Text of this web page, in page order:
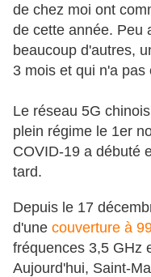
de chez moi ont
de cette année. Peu
beaucoup d'autres,
3 mois et qui n'a
Le réseau 5G
plein régime le 1er
COVID-19 a débuté
tard.
Depuis le 17
d'une couverture à
fréquences 3,5 GHz
Aujourd'hui, Saint-